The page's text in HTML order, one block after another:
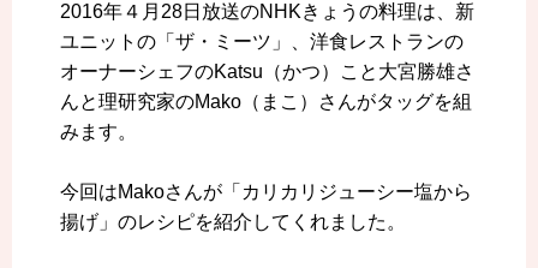
2016年４月28日放送のNHKきょうの料理は、新
ユニットの「ザ・ミーツ」、洋食レストランの
オーナーシェフのKatsu（かつ）こと大宮勝雄さ
んと理研究家のMako（まこ）さんがタッグを組
みます。
今回はMakoさんが「カリカリジューシー塩から
揚げ」のレシピを紹介してくれました。